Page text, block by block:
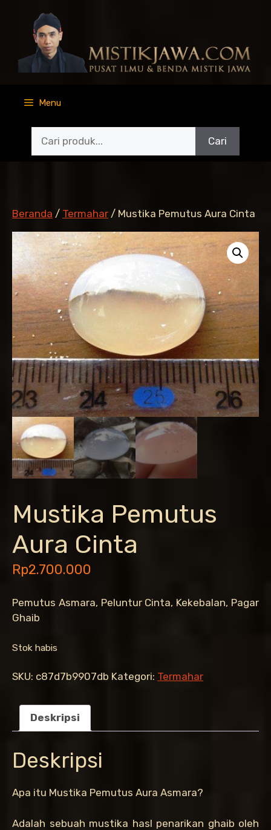
Menu
Cari
Beranda / Termahar / Mustika Pemutus Aura Cinta
Mustika Pemutus
Aura Cinta
Rp2.700.000
Pemutus Asmara, Peluntur Cinta, Kekebalan, Pagar
Ghaib
Stok habis
SKU: c87d7b9907db Kategori: Termahar
Deskripsi
Deskripsi
Apa itu Mustika Pemutus Aura Asmara?
Adalah sebuah mustika hasl penarikan ghaib oleh